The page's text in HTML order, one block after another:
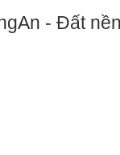
- Đất